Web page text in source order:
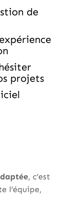
de
projets
, c’est
l’équipe,